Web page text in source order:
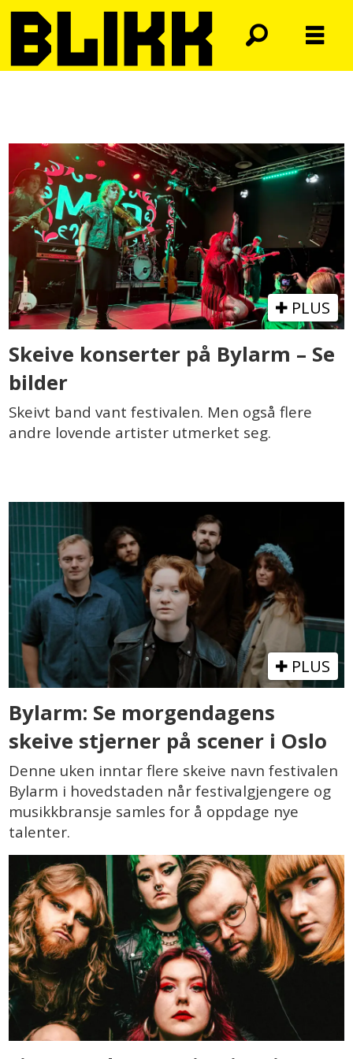
mio
PLUS
Skeive konserter på Bylarm – Se
bilder
Skeivt band vant festivalen. Men også flere
andre lovende artister utmerket seg.
PLUS
Bylarm: Se morgendagens
skeive stjerner på scener i Oslo
Denne uken inntar flere skeive navn festivalen
Bylarm i hovedstaden når festivalgjengere og
musikkbransje samles for å oppdage nye
talenter.